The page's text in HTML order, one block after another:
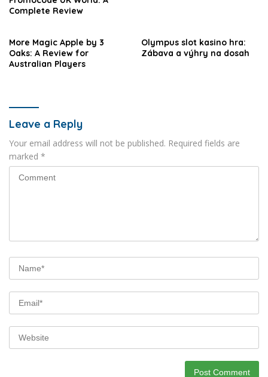
Complete Review
More Magic Apple by 3
Oaks: A Review for
Australian Players
Olympus slot kasino hra:
Zábava a výhry na dosah
Leave a Reply
Your email address will not be published. Required fields are
marked *